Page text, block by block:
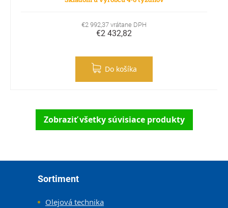
€2 992,37 vrátane DPH
€2 432,82
Do košíka
Zobraziť všetky súvisiace produkty
Sortiment
Olejová technika